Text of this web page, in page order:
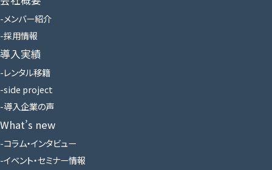
メンバー紹介
採用情報
導入実績
レンタル移籍
side project
導入企業の声
What’s new
コラム・インタビュー
イベント・セミナー情報